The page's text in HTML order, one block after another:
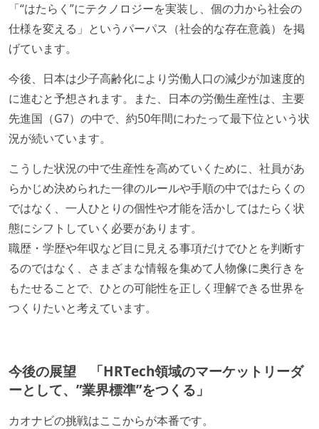
「“はたらく”にテクノロジーを実装し、個の力から社会の
仕様を変える」というパーパス（社会的な存在意義）を掲
げています。
今後、日本は少子高齢化により労働人口の減少が加速度的
に進むと予想されます。また、日本の労働生産性は、主要
先進国（G7）の中で、約50年間にわたって最下位という状
況が続いています。
こうした状況の中で生産性を高めていくために、社員があ
らかじめ決められた一律のルールや手順の中ではたらくの
ではなく、一人ひとりの個性や才能を活かしてはたらく状
態にシフトしていく必要があります。
職歴・学歴や年収など目に見える事項だけでひとを判断す
るのではなく、さまざまな情報を集めて人物像に奥行きを
もたせることで、ひとの可能性を正しく理解できる世界を
つくりたいと考えています。
今後の展望 「HRTech領域のマーケットリーダ
ーとして、”業界標準”をつくる」
カオナビの挑戦はここからが本番です。